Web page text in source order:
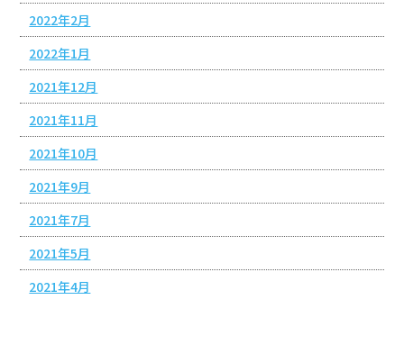
2022年2月
2022年1月
2021年12月
2021年11月
2021年10月
2021年9月
2021年7月
2021年5月
2021年4月